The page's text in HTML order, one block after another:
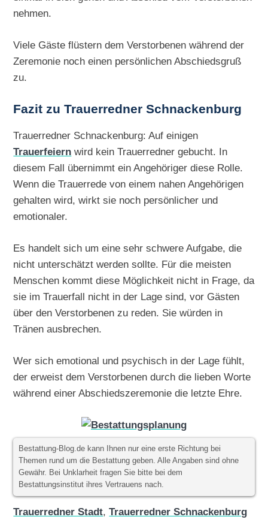
nehmen.
Viele Gäste flüstern dem Verstorbenen während der
Zeremonie noch einen persönlichen Abschiedsgruß
zu.
Fazit zu Trauerredner Schnackenburg
Trauerredner Schnackenburg: Auf einigen
Trauerfeiern wird kein Trauerredner gebucht. In
diesem Fall übernimmt ein Angehöriger diese Rolle.
Wenn die Trauerrede von einem nahen Angehörigen
gehalten wird, wirkt sie noch persönlicher und
emotionaler.
Es handelt sich um eine sehr schwere Aufgabe, die
nicht unterschätzt werden sollte. Für die meisten
Menschen kommt diese Möglichkeit nicht in Frage, da
sie im Trauerfall nicht in der Lage sind, vor Gästen
über den Verstorbenen zu reden. Sie würden in
Tränen ausbrechen.
Wer sich emotional und psychisch in der Lage fühlt,
der erweist dem Verstorbenen durch die lieben Worte
während einer Abschiedszeremonie die letzte Ehre.
Bestattung-Blog.de kann Ihnen nur eine erste Richtung bei
Themen rund um die Bestattung geben. Alle Angaben sind ohne
Gewähr. Bei Unklarheit fragen Sie bitte bei dem
Bestattungsinstitut ihres Vertrauens nach.
Trauerredner Stadt,Trauerredner Schnackenburg